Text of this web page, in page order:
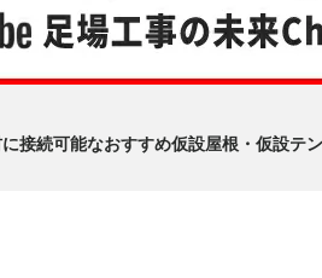
に接続可能なおすすめ仮設屋根・仮設テン